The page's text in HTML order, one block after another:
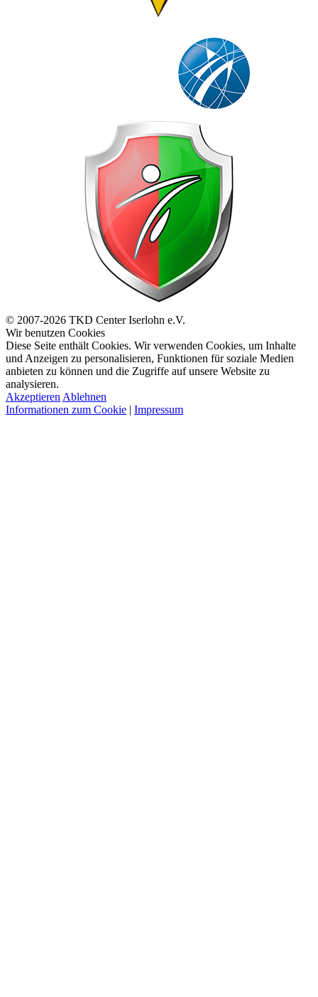
© 2007-2026 TKD Center Iserlohn e.V.
Wir benutzen Cookies
Diese Seite enthält Cookies. Wir verwenden Cookies, um Inhalte
und Anzeigen zu personalisieren, Funktionen für soziale Medien
anbieten zu können und die Zugriffe auf unsere Website zu
analysieren.
Akzeptieren Ablehnen
Informationen zum Cookie | Impressum